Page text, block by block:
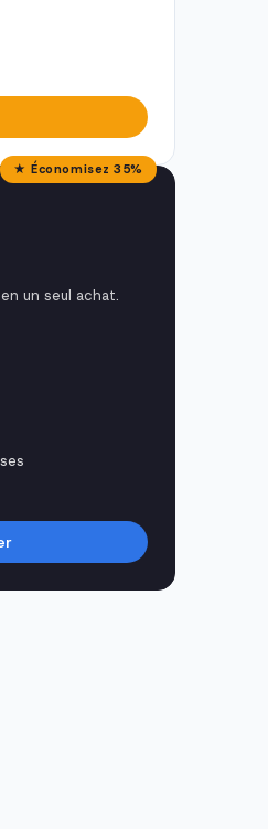
★ Économisez 35%
un seul achat.